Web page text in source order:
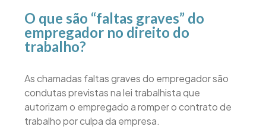
O que são “faltas graves” do
empregador no direito do
trabalho?
As chamadas faltas graves do empregador são
condutas previstas na lei trabalhista que
autorizam o empregado a romper o contrato de
trabalho por culpa da empresa.